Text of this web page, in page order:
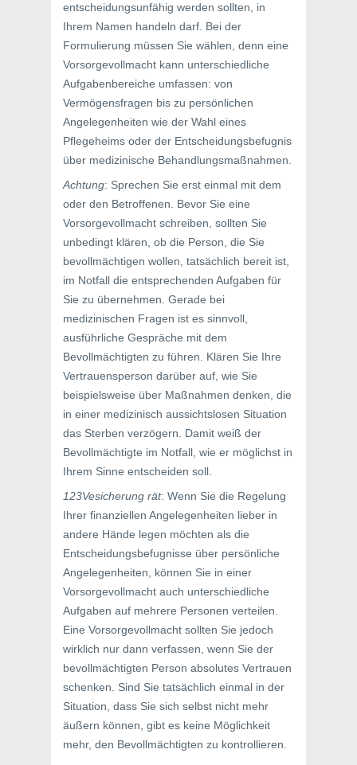
entscheidungsunfähig werden sollten, in
Ihrem Namen handeln darf. Bei der
Formulierung müssen Sie wählen, denn eine
Vorsorgevollmacht kann unterschiedliche
Aufgabenbereiche umfassen: von
Vermögensfragen bis zu persönlichen
Angelegenheiten wie der Wahl eines
Pflegeheims oder der Entscheidungsbefugnis
über medizinische Behandlungsmaßnahmen.
Achtung: Sprechen Sie erst einmal mit dem
oder den Betroffenen. Bevor Sie eine
Vorsorgevollmacht schreiben, sollten Sie
unbedingt klären, ob die Person, die Sie
bevollmächtigen wollen, tatsächlich bereit ist,
im Notfall die entsprechenden Aufgaben für
Sie zu übernehmen. Gerade bei
medizinischen Fragen ist es sinnvoll,
ausführliche Gespräche mit dem
Bevollmächtigten zu führen. Klären Sie Ihre
Vertrauensperson darüber auf, wie Sie
beispielsweise über Maßnahmen denken, die
in einer medizinisch aussichtslosen Situation
das Sterben verzögern. Damit weiß der
Bevollmächtigte im Notfall, wie er möglichst in
Ihrem Sinne entscheiden soll.
123Vesicherung rät: Wenn Sie die Regelung
Ihrer finanziellen Angelegenheiten lieber in
andere Hände legen möchten als die
Entscheidungsbefugnisse über persönliche
Angelegenheiten, können Sie in einer
Vorsorgevollmacht auch unterschiedliche
Aufgaben auf mehrere Personen verteilen.
Eine Vorsorgevollmacht sollten Sie jedoch
wirklich nur dann verfassen, wenn Sie der
bevollmächtigten Person absolutes Vertrauen
schenken. Sind Sie tatsächlich einmal in der
Situation, dass Sie sich selbst nicht mehr
äußern können, gibt es keine Möglichkeit
mehr, den Bevollmächtigten zu kontrollieren.